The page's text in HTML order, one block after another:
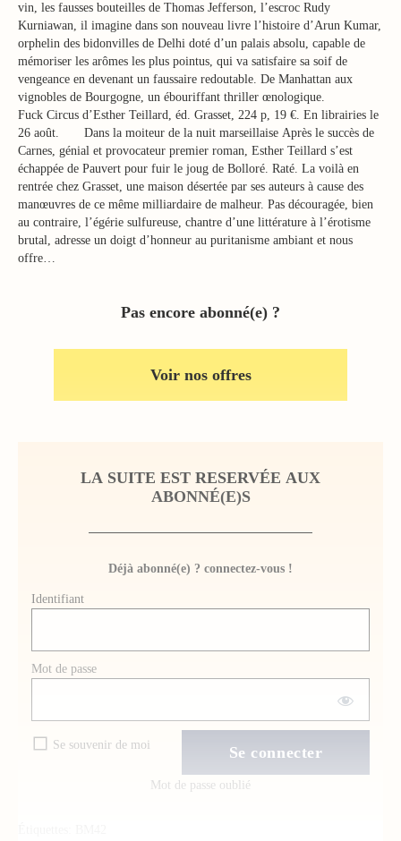
vin, les fausses bouteilles de Thomas Jefferson, l’escroc Rudy
Kurniawan, il imagine dans son nouveau livre l’histoire d’Arun Kumar,
orphelin des bidonvilles de Delhi doté d’un palais absolu, capable de
mémoriser les arômes les plus pointus, qui va satisfaire sa soif de
vengeance en devenant un faussaire redoutable. De Manhattan aux
vignobles de Bourgogne, un ébouriffant thriller œnologique.
Fuck Circus d’Esther Teillard, éd. Grasset, 224 p, 19 €. En librairies le
26 août. Dans la moiteur de la nuit marseillaise Après le succès de
Carnes, génial et provocateur premier roman, Esther Teillard s’est
échappée de Pauvert pour fuir le joug de Bolloré. Raté. La voilà en
rentrée chez Grasset, une maison désertée par ses auteurs à cause des
manœuvres de ce même milliardaire de malheur. Pas découragée, bien
au contraire, l’égérie sulfureuse, chantre d’une littérature à l’érotisme
brutal, adresse un doigt d’honneur au puritanisme ambiant et nous
offre…
Pas encore abonné(e) ?
Voir nos offres
LA SUITE EST RESERVÉE AUX
ABONNÉ(E)S
Déjà abonné(e) ? connectez-vous !
Identifiant
Mot de passe
Se souvenir de moi
Mot de passe oublié